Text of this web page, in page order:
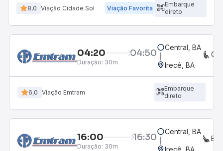
8,0 Viação Cidade Sol Viação Favorita
Embarque
direto
04:20 04:50
Duração: 30m
Central, BA
Irecê, BA
6,0 Viação Emtram
Embarque
direto
16:00 16:30
Duração: 30m
Central, BA
Irecê, BA